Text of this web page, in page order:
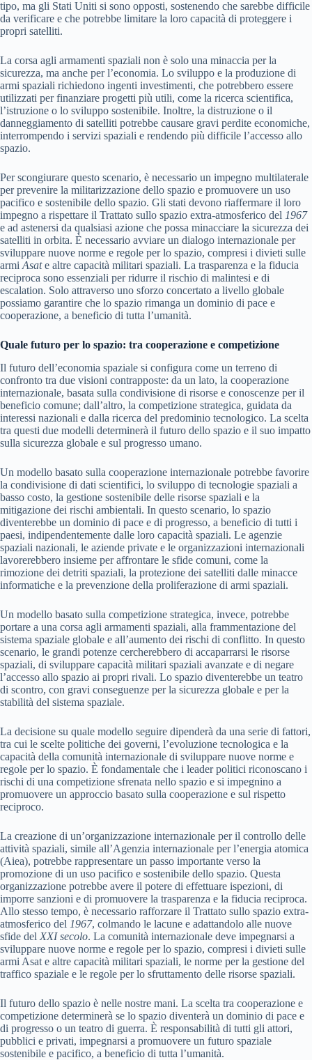
tipo, ma gli Stati Uniti si sono opposti, sostenendo che sarebbe difficile
da verificare e che potrebbe limitare la loro capacità di proteggere i
propri satelliti.
La corsa agli armamenti spaziali non è solo una minaccia per la
sicurezza, ma anche per l’economia. Lo sviluppo e la produzione di
armi spaziali richiedono ingenti investimenti, che potrebbero essere
utilizzati per finanziare progetti più utili, come la ricerca scientifica,
l’istruzione o lo sviluppo sostenibile. Inoltre, la distruzione o il
danneggiamento di satelliti potrebbe causare gravi perdite economiche,
interrompendo i servizi spaziali e rendendo più difficile l’accesso allo
spazio.
Per scongiurare questo scenario, è necessario un impegno multilaterale
per prevenire la militarizzazione dello spazio e promuovere un uso
pacifico e sostenibile dello spazio. Gli stati devono riaffermare il loro
impegno a rispettare il Trattato sullo spazio extra-atmosferico del 1967
e ad astenersi da qualsiasi azione che possa minacciare la sicurezza dei
satelliti in orbita. È necessario avviare un dialogo internazionale per
sviluppare nuove norme e regole per lo spazio, compresi i divieti sulle
armi Asate altre capacità militari spaziali. La trasparenza e la fiducia
reciproca sono essenziali per ridurre il rischio di malintesi e di
escalation. Solo attraverso uno sforzo concertato a livello globale
possiamo garantire che lo spazio rimanga un dominio di pace e
cooperazione, a beneficio di tutta l’umanità.
Quale futuro per lo spazio: tra cooperazione e competizione
Il futuro dell’economia spaziale si configura come un terreno di
confronto tra due visioni contrapposte: da un lato, la cooperazione
internazionale, basata sulla condivisione di risorse e conoscenze per il
beneficio comune; dall’altro, la competizione strategica, guidata da
interessi nazionali e dalla ricerca del predominio tecnologico. La scelta
tra questi due modelli determinerà il futuro dello spazio e il suo impatto
sulla sicurezza globale e sul progresso umano.
Un modello basato sulla cooperazione internazionale potrebbe favorire
la condivisione di dati scientifici, lo sviluppo di tecnologie spaziali a
basso costo, la gestione sostenibile delle risorse spaziali e la
mitigazione dei rischi ambientali. In questo scenario, lo spazio
diventerebbe un dominio di pace e di progresso, a beneficio di tutti i
paesi, indipendentemente dalle loro capacità spaziali. Le agenzie
spaziali nazionali, le aziende private e le organizzazioni internazionali
lavorerebbero insieme per affrontare le sfide comuni, come la
rimozione dei detriti spaziali, la protezione dei satelliti dalle minacce
informatiche e la prevenzione della proliferazione di armi spaziali.
Un modello basato sulla competizione strategica, invece, potrebbe
portare a una corsa agli armamenti spaziali, alla frammentazione del
sistema spaziale globale e all’aumento dei rischi di conflitto. In questo
scenario, le grandi potenze cercherebbero di accaparrarsi le risorse
spaziali, di sviluppare capacità militari spaziali avanzate e di negare
l’accesso allo spazio ai propri rivali. Lo spazio diventerebbe un teatro
di scontro, con gravi conseguenze per la sicurezza globale e per la
stabilità del sistema spaziale.
La decisione su quale modello seguire dipenderà da una serie di fattori,
tra cui le scelte politiche dei governi, l’evoluzione tecnologica e la
capacità della comunità internazionale di sviluppare nuove norme e
regole per lo spazio. È fondamentale che i leader politici riconoscano i
rischi di una competizione sfrenata nello spazio e si impegnino a
promuovere un approccio basato sulla cooperazione e sul rispetto
reciproco.
La creazione di un’organizzazione internazionale per il controllo delle
attività spaziali, simile all’Agenzia internazionale per l’energia atomica
(Aiea), potrebbe rappresentare un passo importante verso la
promozione di un uso pacifico e sostenibile dello spazio. Questa
organizzazione potrebbe avere il potere di effettuare ispezioni, di
imporre sanzioni e di promuovere la trasparenza e la fiducia reciproca.
Allo stesso tempo, è necessario rafforzare il Trattato sullo spazio extra-
atmosferico del 1967, colmando le lacune e adattandolo alle nuove
sfide del XXI secolo. La comunità internazionale deve impegnarsi a
sviluppare nuove norme e regole per lo spazio, compresi i divieti sulle
armi Asat e altre capacità militari spaziali, le norme per la gestione del
traffico spaziale e le regole per lo sfruttamento delle risorse spaziali.
Il futuro dello spazio è nelle nostre mani. La scelta tra cooperazione e
competizione determinerà se lo spazio diventerà un dominio di pace e
di progresso o un teatro di guerra. È responsabilità di tutti gli attori,
pubblici e privati, impegnarsi a promuovere un futuro spaziale
sostenibile e pacifico, a beneficio di tutta l’umanità.